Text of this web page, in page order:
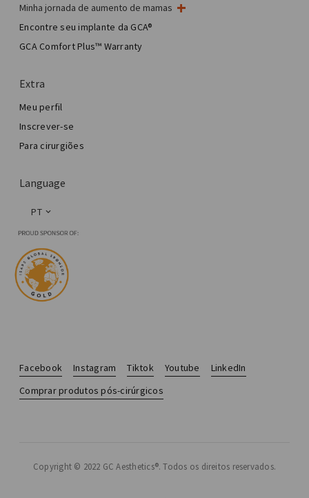
Minha jornada de aumento de mamas
Minha cirurgia de mama
Cirurgia estética de mama
Total Breast Reconstruction™
Encontre seu implante da GCA®
GCA Comfort Plus™ Warranty
Extra
Meu perfil
Inscrever-se
Para cirurgiões
Language
PT
Facebook Instagram Tiktok Youtube
LinkedIn
Comprar produtos pós-cirúrgicos
Copyright © 2022 GC Aesthetics®. Todos os direitos reservados.